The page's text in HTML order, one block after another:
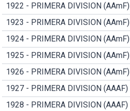
1922 - PRIMERA DIVISION (AAmF)
1923 - PRIMERA DIVISION (AAmF)
1924 - PRIMERA DIVISION (AAmF)
1925 - PRIMERA DIVISION (AAmF)
1926 - PRIMERA DIVISION (AAmF)
1927 - PRIMERA DIVISION (AAAF)
1928 - PRIMERA DIVISION (AAAF)